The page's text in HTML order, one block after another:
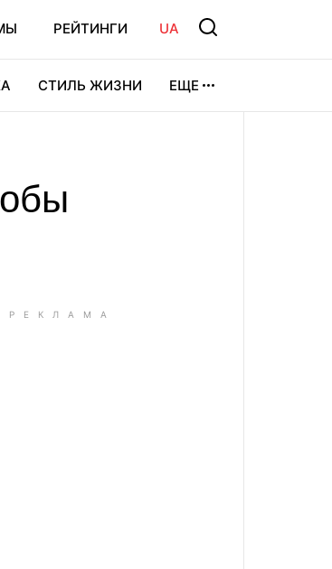
РЕЙТИНГИ UA
СТИЛЬ ЖИЗНИ ЕЩЕ